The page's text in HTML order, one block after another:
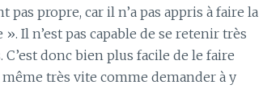
propre, car il n’a pas appris à faire la
». Il n’est pas capable de se retenir très
C’est donc bien plus facile de le faire
très vite comme demander à y